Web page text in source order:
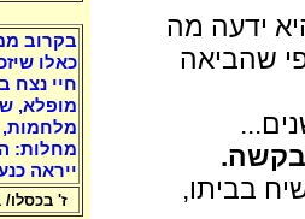
ידעה מה
שהביאה
בקשה.
בביתו,
בקרוב
כאלו
חיי נצח
מופלא,
מלחמות,
מחלות:
ייראה
ז' בכסלו/ 11.10.21